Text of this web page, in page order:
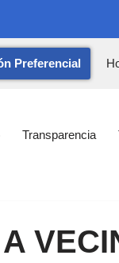
Preferencial
Transparencia